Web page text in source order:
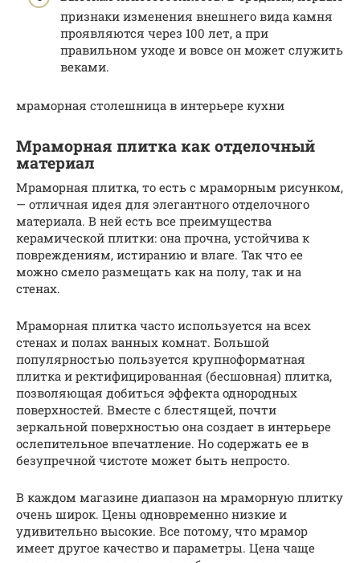
признаки изменения внешнего вида камня
проявляются через 100 лет, а при
правильном уходе и вовсе он может служить
веками.
мраморная столешница в интерьере кухни
Мраморная плитка как отделочный
материал
Мраморная плитка, то есть с мраморным рисунком,
— отличная идея для элегантного отделочного
материала. В ней есть все преимущества
керамической плитки: она прочна, устойчива к
повреждениям, истиранию и влаге. Так что ее
можно смело размещать как на полу, так и на
стенах.
Мраморная плитка часто используется на всех
стенах и полах ванных комнат. Большой
популярностью пользуется крупноформатная
плитка и ректифицированная (бесшовная) плитка,
позволяющая добиться эффекта однородных
поверхностей. Вместе с блестящей, почти
зеркальной поверхностью она создает в интерьере
ослепительное впечатление. Но содержать ее в
безупречной чистоте может быть непросто.
В каждом магазине диапазон на мраморную плитку
очень широк. Цены одновременно низкие и
удивительно высокие. Все потому, что мрамор
имеет другое качество и параметры. Цена чаще